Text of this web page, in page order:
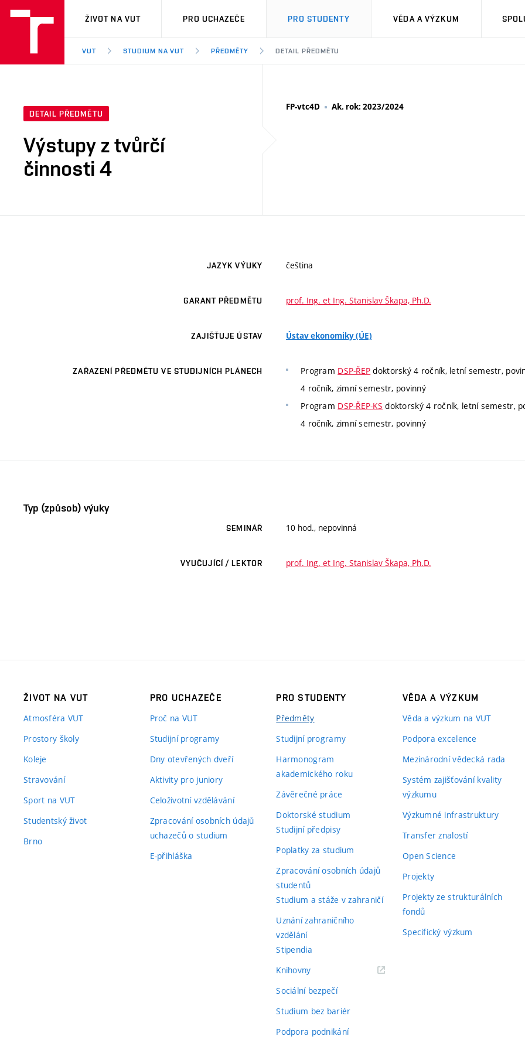
VUT
ŽIVOT NA VUT PRO UCHAZEČE PRO STUDENTY VĚDA A VÝZKUM
VUT STUDIUM NA VUT PŘEDMĚTY DETAIL PŘEDMĚTU
DETAIL PŘEDMĚTU
Výstupy z tvůrčí
činnosti 4
FP-vtc4D Ak. rok: 2023/2024
JAZYK VÝUKY čeština
GARANT PŘEDMĚTU prof. Ing. et Ing. Stanislav Škapa, Ph.D.
ZAJIŠŤUJE ÚSTAV Ústav ekonomiky (ÚE)
ZAŘAZENÍ PŘEDMĚTU VE STUDIJNÍCH PLÁNECH Program DSP-ŘEP doktorský 4 ročník, letní semestr,
4 ročník, zimní semestr, povinný
Program DSP-ŘEP-KS doktorský 4 ročník, letní semestr,
4 ročník, zimní semestr, povinný
Typ (způsob) výuky
SEMINÁŘ 10 hod., nepovinná
VYUČUJÍCÍ / LEKTOR prof. Ing. et Ing. Stanislav Škapa, Ph.D.
ŽIVOT NA VUT
Atmosféra VUT
Prostory školy
Koleje
Stravování
Sport na VUT
Studentský život
Brno
PRO UCHAZEČE
Proč na VUT
Studijní programy
Dny otevřených dveří
Aktivity pro juniory
Celoživotní vzdělávání
Zpracování osobních údajů
uchazečů o studium
E-přihláška
PRO STUDENTY
Předměty
Studijní programy
Harmonogram
akademického roku
Závěrečné práce
Doktorské studium
Studijní předpisy
Poplatky za studium
Zpracování osobních údajů
studentů
Studium a stáže v zahraničí
Uznání zahraničního
vzdělání
Stipendia
Knihovny(externí
Sociální bezpečí
Studium bez bariér
Podpora podnikání
VĚDA A VÝZKUM
Věda a výzkum na VUT
Podpora excelence
Mezinárodní vědecká rada
Systém zajišťování kvality
výzkumu
Výzkumné infrastruktury
Transfer znalostí
Open Science
Projekty
Projekty ze strukturálních
fondů
Specifický výzkum